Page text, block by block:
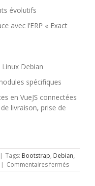
évolutifs
avec l’ERP « Exact
Debian
spécifiques
en VueJS connectées
livraison, prise de
| Tags: Bootstrap, Debian,
| Commentaires ferméssur
Doctibike